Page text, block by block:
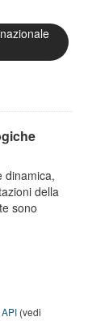
dinamica,
della
sono
API (vedi